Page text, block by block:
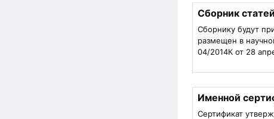
Сборник статей
Сборнику будут
размещен в
04/2014К от 28
Именной
Сертификат